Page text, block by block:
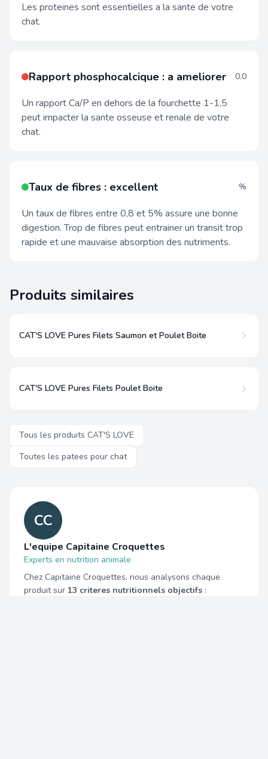
Les proteines sont essentielles a la sante de votre
chat.
Rapport phosphocalcique : a ameliorer 0.0
Un rapport Ca/P en dehors de la fourchette 1-1,5
peut impacter la sante osseuse et renale de votre
chat.
Taux de fibres : excellent %
Un taux de fibres entre 0,8 et 5% assure une bonne
digestion. Trop de fibres peut entrainer un transit trop
rapide et une mauvaise absorption des nutriments.
Produits similaires
CAT'S LOVE Pures Filets Saumon et Poulet Boite
CAT'S LOVE Pures Filets Poulet Boite
Tous les produits CAT'S LOVE
Toutes les patees pour chat
CC
L'equipe Capitaine Croquettes
Experts en nutrition animale
Chez Capitaine Croquettes, nous analysons chaque
produit sur 13 criteres nutritionnels objectifs :